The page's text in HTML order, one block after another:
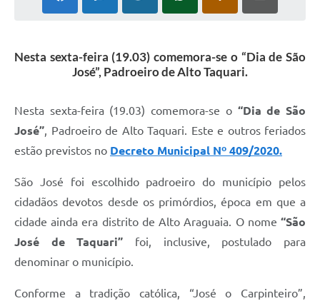
Nesta sexta-feira (19.03) comemora-se o “Dia de São
José”, Padroeiro de Alto Taquari.
Nesta sexta-feira (19.03) comemora-se o“Dia de São
José”, Padroeiro de Alto Taquari. Este e outros feriados
estão previstos no Decreto Municipal Nº 409/2020.
São José foi escolhido padroeiro do município pelos
cidadãos devotos desde os primórdios, época em que a
cidade ainda era distrito de Alto Araguaia. O nome “São
José de Taquari” foi, inclusive, postulado para
denominar o município.
Conforme a tradição católica, “José o Carpinteiro”,